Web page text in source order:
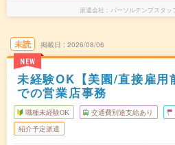
派遣会社 パーソルテンプスタ
未読
NEW
掲載日 2026/08/06
未経験OK【美園/直接雇用
での営業店事務
職種未経験OK 交通費別途支給あり
紹介予定派遣